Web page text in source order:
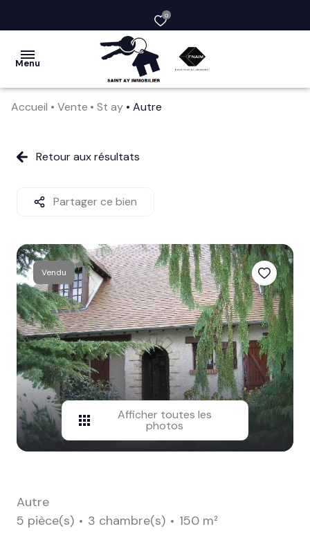
0
Menu
vendre
société
services
avis
clients
contact
Accueil Vente St ay Autre
Retour aux résultats
Partager ce bien
Vendu
Afficher toutes les
photos
Autre
5 pièce(s)
3 chambre(s)
150 m²